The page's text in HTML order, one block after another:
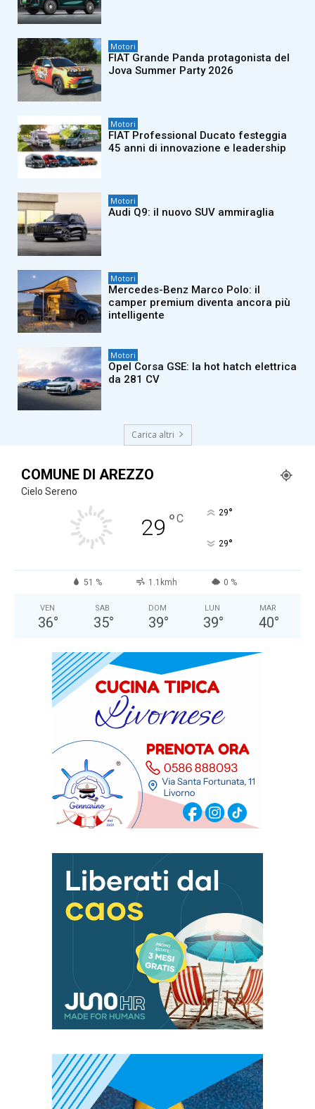
Motori
FIAT Grande Panda protagonista del
Jova Summer Party 2026
Motori
FIAT Professional Ducato festeggia
45 anni di innovazione e leadership
Motori
Audi Q9: il nuovo SUV ammiraglia
Motori
Mercedes-Benz Marco Polo: il
camper premium diventa ancora più
intelligente
Motori
Opel Corsa GSE: la hot hatch elettrica
da 281 CV
Carica altri
COMUNE DI AREZZO
Cielo Sereno
29 °C 29°
29°
51 % 1.1kmh 0 %
VEN
36°
SAB
35°
DOM
39°
LUN
39°
MAR
40°